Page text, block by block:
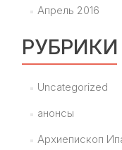
Апрель 2016
РУБРИКИ
Uncategorized
анонсы
Архиепископ